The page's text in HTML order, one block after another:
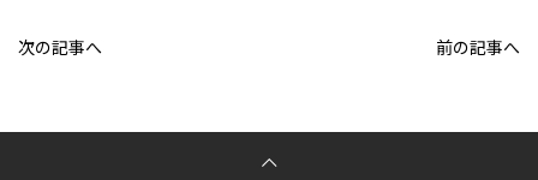
前の記事へ
次の記事へ